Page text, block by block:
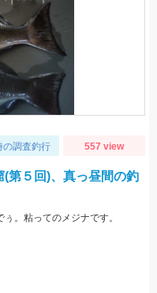
の調査釣行 557 view
(第５回)、真っ昼間の釣
。粘ってのメジナです。